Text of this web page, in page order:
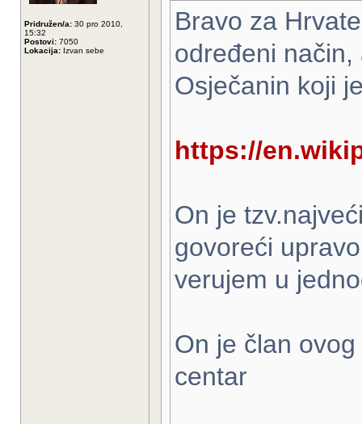
Pridružen/a: 30 pro 2010,
15:32
Postovi: 7050
Lokacija: Izvan sebe
Bravo za
određeni
Osječanin koji
https://
On je
govoreći
verujem u
On je član
centar